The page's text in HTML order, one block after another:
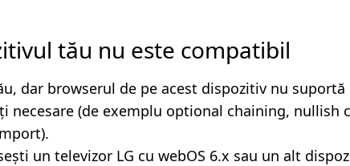
tău nu este compatibil
dar browserul de pe acest dispozitiv nu suportă
necesare (de exemplu optional chaining, nullish
un televizor LG cu webOS 6.x sau un alt